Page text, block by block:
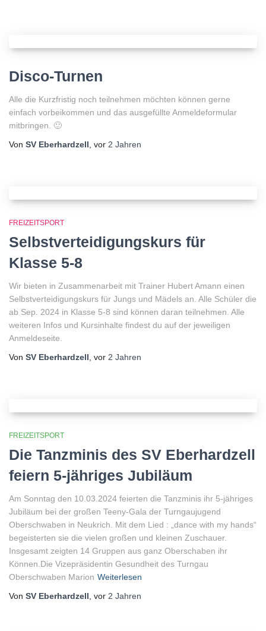
Disco-Turnen
Alle die Kurzfristig noch teilnehmen möchten können gerne
einfach vorbeikommen und das ausgefüllte Anmeldeformular
mitbringen. 🙂
Von SV Eberhardzell , vor 2 Jahren
FREIZEITSPORT
Selbstverteidigungskurs für
Klasse 5-8
Wir bieten in Zusammenarbeit mit Trainer Hubert Amann einen
Selbstverteidigungskurs für Jungs und Mädels an. Alle Schüler die
ab Sep. 2024 in Klasse 5-8 sind können daran teilnehmen. Alle
weiteren Infos und Kursinhalte findest du auf der jeweiligen
Anmeldeseite.
Von SV Eberhardzell , vor 2 Jahren
FREIZEITSPORT
Die Tanzminis des SV Eberhardzell
feiern 5-jähriges Jubiläum
Am Sonntag den 10.03.2024 feierten die Tanzminis ihr 5-jähriges
Jubiläum bei der großen Teeny-Gala der Turngaujugend
Oberschwaben in Neukrich. Mit dem Lied : „dance with my hands“
begeisterten sie die vielen großen und kleinen Zuschauer.
Insgesamt zeigten 14 Gruppen aus ganz Oberschaben ihr
Können.Die Vizepräsidentin Gesundheit des Turngau
Oberschwaben Marion Weiterlesen
Von SV Eberhardzell , vor 2 Jahren